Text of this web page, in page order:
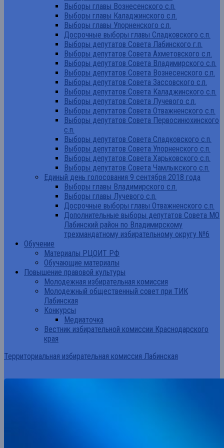
Выборы главы Вознесенского с.п.
Выборы главы Каладжинского с.п.
Выборы главы Упорненского с.п.
Досрочные выборы главы Сладковского с.п.
Выборы депутатов Совета Лабинского г.п.
Выборы депутатов Совета Ахметовского с.п.
Выборы депутатов Совета Владимирского с.п.
Выборы депутатов Совета Вознесенского с.п.
Выборы депутатов Совета Зассовского с.п.
Выборы депутатов Совета Каладжинского с.п.
Выборы депутатов Совета Лучевого с.п.
Выборы депутатов Совета Отважненского с.п.
Выборы депутатов Совета Первосинюхинского
с.п.
Выборы депутатов Совета Сладковского с.п.
Выборы депутатов Совета Упорненского с.п.
Выборы депутатов Совета Харьковского с.п.
Выборы депутатов Совета Чамлыкского с.п.
Единый день голосования 9 сентября 2018 года
Выборы главы Владимирского с.п.
Выборы главы Лучевого с.п.
Досрочные выборы главы Отважненского с.п.
Дополнительные выборы депутатов Совета МО
Лабинский район по Владимирскому
трехмандатному избирательному округу №6
Обучение
Материалы РЦОИТ РФ
Обучающие материалы
Повышение правовой культуры
Молодежная избирательная комиссия
Молодежный общественный совет при ТИК
Лабинская
Конкурсы
Медиаточка
Вестник избирательной комиссии Краснодарского
края
Территориальная избирательная комиссия Лабинская